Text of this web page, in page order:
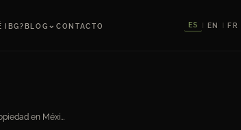
IBG?BLOG ⌄ CONTACTO ES EN FR
Cómo Comprar Propiedad en México como Extranjero: Guía Legal Completa 2026